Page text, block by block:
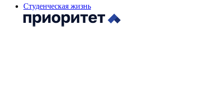
Студенческая жизнь